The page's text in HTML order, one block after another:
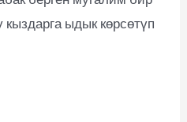
ыдык көрсөтүп